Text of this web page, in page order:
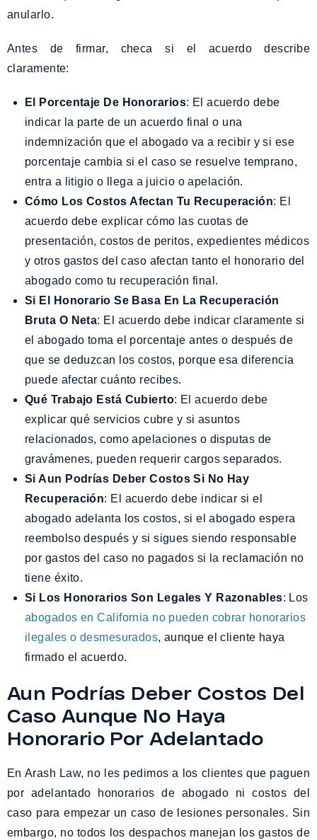
anularlo.
Antes de firmar, checa si el acuerdo describe
claramente:
El Porcentaje De Honorarios: El acuerdo debe
indicar la parte de un acuerdo final o una
indemnización que el abogado va a recibir y si ese
porcentaje cambia si el caso se resuelve temprano,
entra a litigio o llega a juicio o apelación.
Cómo Los Costos Afectan Tu Recuperación: El
acuerdo debe explicar cómo las cuotas de
presentación, costos de peritos, expedientes médicos
y otros gastos del caso afectan tanto el honorario del
abogado como tu recuperación final.
Si El Honorario Se Basa En La Recuperación
Bruta O Neta: El acuerdo debe indicar claramente si
el abogado toma el porcentaje antes o después de
que se deduzcan los costos, porque esa diferencia
puede afectar cuánto recibes.
Qué Trabajo Está Cubierto: El acuerdo debe
explicar qué servicios cubre y si asuntos
relacionados, como apelaciones o disputas de
gravámenes, pueden requerir cargos separados.
Si Aun Podrías Deber Costos Si No Hay
Recuperación: El acuerdo debe indicar si el
abogado adelanta los costos, si el abogado espera
reembolso después y si sigues siendo responsable
por gastos del caso no pagados si la reclamación no
tiene éxito.
Si Los Honorarios Son Legales Y Razonables: Los
abogados en California no pueden cobrar honorarios
ilegales o desmesurados, aunque el cliente haya
firmado el acuerdo.
Aun Podrías Deber Costos Del
Caso Aunque No Haya
Honorario Por Adelantado
En Arash Law, no les pedimos a los clientes que paguen
por adelantado honorarios de abogado ni costos del
caso para empezar un caso de lesiones personales. Sin
embargo, no todos los despachos manejan los gastos de